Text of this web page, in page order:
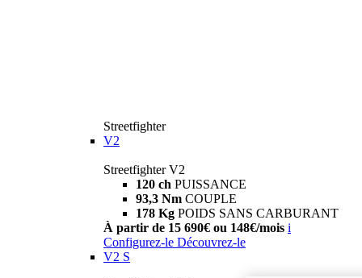
Streetfighter
V2
Streetfighter V2
120 ch PUISSANCE
93,3 Nm COUPLE
178 Kg POIDS SANS CARBURANT
À partir de 15 690€ ou 148€/mois i
Configurez-le Découvrez-le
V2 S